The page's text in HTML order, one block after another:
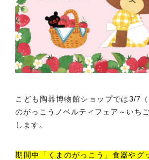
こども陶器博物館ショップでは3/7
のがっこうノベルティフェア～いち
します。
期間中「くまのがっこう」食器やグ